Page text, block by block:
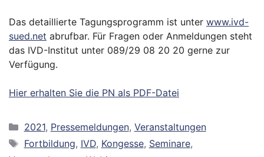
Das detaillierte Tagungsprogramm ist unter www.ivd-
sued.net abrufbar. Für Fragen oder Anmeldungen steht
das IVD-Institut unter 089/29 08 20 20 gerne zur
Verfügung.
Hier erhalten Sie die PN als PDF-Datei
Kategorien
2021, Pressemeldungen, Veranstaltungen
Schlagwörter
Fortbildung, IVD, Kongesse, Seminare,